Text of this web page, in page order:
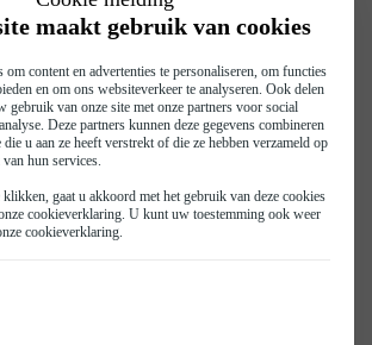
maakt gebruik van cookies
om content en advertenties te personaliseren, om functies
en om ons websiteverkeer te analyseren. Ook delen
gebruik van onze site met onze partners voor social
Deze partners kunnen deze gegevens combineren
u aan ze heeft verstrekt of die ze hebben verzameld op
hun services.
gaat u akkoord met het gebruik van deze cookies
cookieverklaring . U kunt uw toestemming ook weer
cookieverklaring